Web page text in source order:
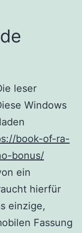
leser
Windows
book-of-ra-
bonus/
ein
hierfür
einzige,
Fassung